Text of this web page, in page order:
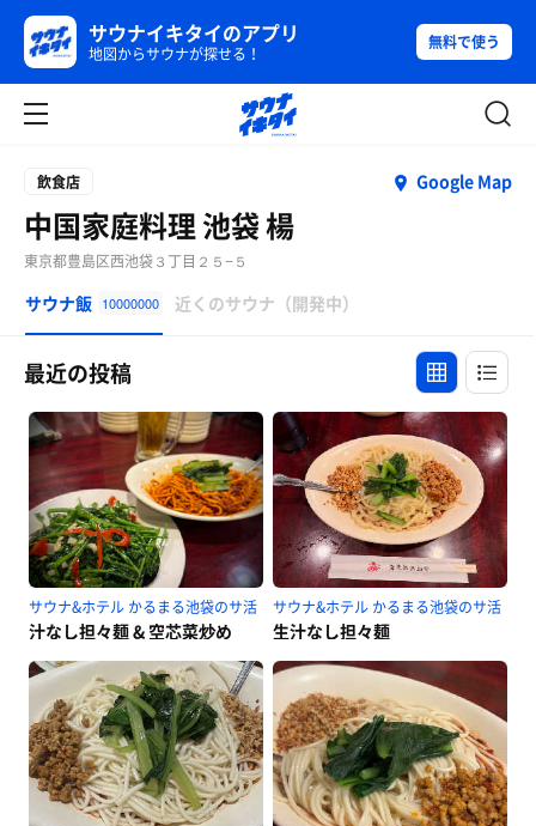
サウナイキタイのアプリ
地図からサウナが探せる！
無料で使う
飲食店 Google Map
中国家庭料理 池袋 楊
東京都豊島区西池袋３丁目２５−５
サウナ飯 10000000 近くのサウナ（開発中）
最近の投稿
サウナ&ホテル かるまる池袋のサ活
汁なし担々麺 & 空芯菜炒め
サウナ&ホテル かるまる池袋のサ活
生汁なし担々麺